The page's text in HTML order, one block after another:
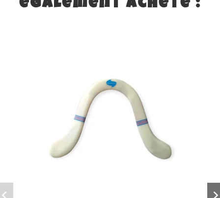
également acheté :